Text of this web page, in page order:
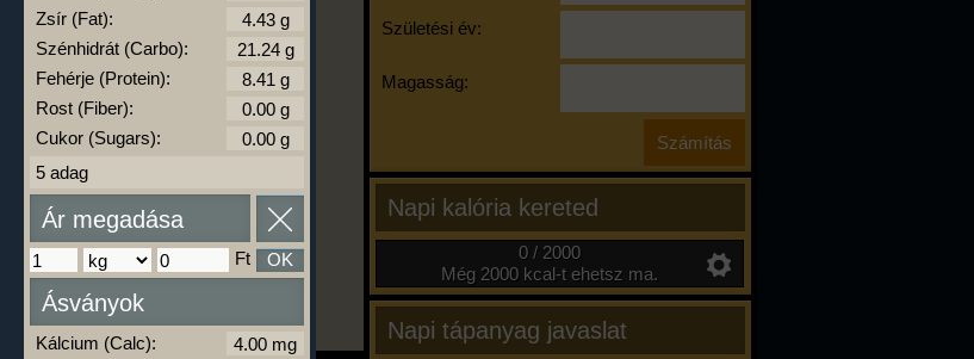
Születési év:
Magasság:
Napi kalória kereted
0 / 2000
Még 2000 kcal-t ehetsz ma.
Napi tápanyag javaslat
kalóriabázis.hu
-
Zsír (Fat):
Szénhidrát (Carbo):
Fehérje (Protein):
Rost (Fiber):
Cukor (Sugars):
5 adag
Ár megadása
Ft OK
Ásványok
Kálcium (Calc):